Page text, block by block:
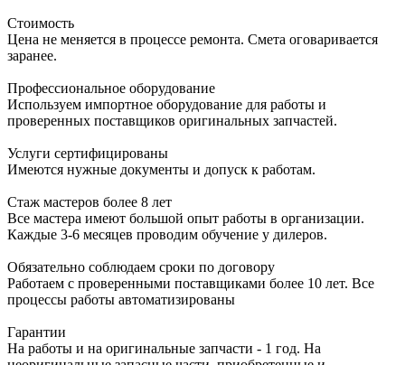
Стоимость
Цена не меняется в процессе ремонта. Смета оговаривается
заранее.
Профессиональное оборудование
Используем импортное оборудование для работы и
проверенных поставщиков оригинальных запчастей.
Услуги сертифицированы
Имеются нужные документы и допуск к работам.
Стаж мастеров более 8 лет
Все мастера имеют большой опыт работы в организации.
Каждые 3-6 месяцев проводим обучение у дилеров.
Обязательно соблюдаем сроки по договору
Работаем с проверенными поставщиками более 10 лет. Все
процессы работы автоматизированы
Гарантии
На работы и на оригинальные запчасти - 1 год. На